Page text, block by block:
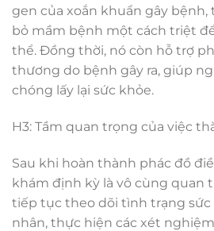
gen của xoắn khuẩn gây bệnh,
bỏ mầm bệnh một cách triệt
thể. Đồng thời, nó còn hỗ trợ
thương do bệnh gây ra, giúp
chóng lấy lại sức khỏe.
H3: Tầm quan trọng của việc
Sau khi hoàn thành phác đồ
khám định kỳ là vô cùng quan
tiếp tục theo dõi tình trạng sức
nhân, thực hiện các xét